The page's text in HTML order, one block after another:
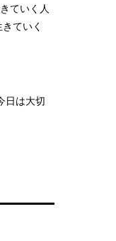
ていく人
ていく
日は大切